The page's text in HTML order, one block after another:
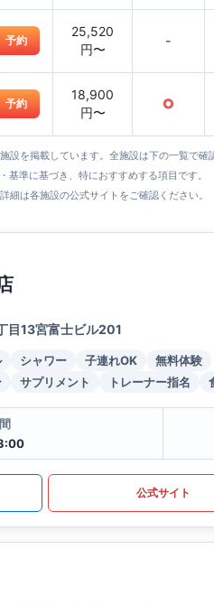
予約
25,520
円〜
-
予約
18,900
円〜
○
を掲載しています。全施設は下の一覧で確
準に基づき、特におすすめする項目です。
は各施設の公式サイトをご確認ください。
目13宮富士ビル201
シャワー 子連れOK
無料体験
サプリメント トレーナー指名
公式サイト